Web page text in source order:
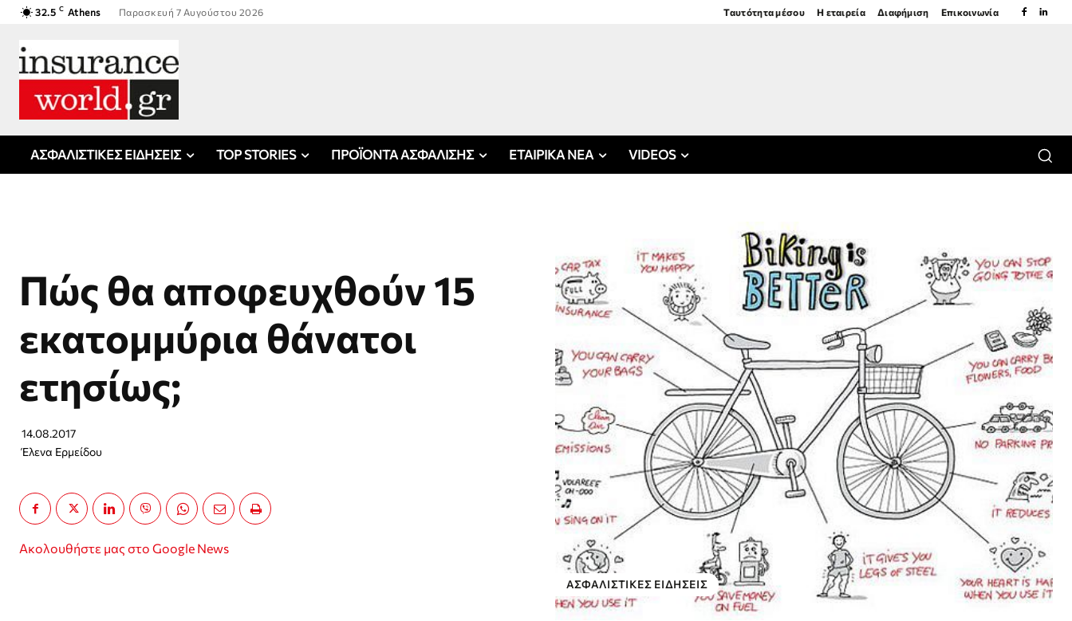
32.5 C Athens Παρασκευή 7 Αυγούστου 2026 Ταυτότητα μέσου Η εταιρεία Διαφήμιση Επικοινωνία
ΑΣΦΑΛΙΣΤΙΚΕΣ ΕΙΔΗΣΕΙΣ TOP STORIES ΠΡΟΪΟΝΤΑ ΑΣΦΑΛΙΣΗΣ ΕΤΑΙΡΙΚΑ ΝΕΑ VIDEOS
Πώς θα αποφευχθούν 15
εκατoμμύρια θάνατοι
ετησίως;
14.08.2017
Έλενα Ερμείδου
Ακολουθήστε μας στο Google News
ΑΣΦΑΛΙΣΤΙΚΕΣ ΕΙΔΗΣΕΙΣ